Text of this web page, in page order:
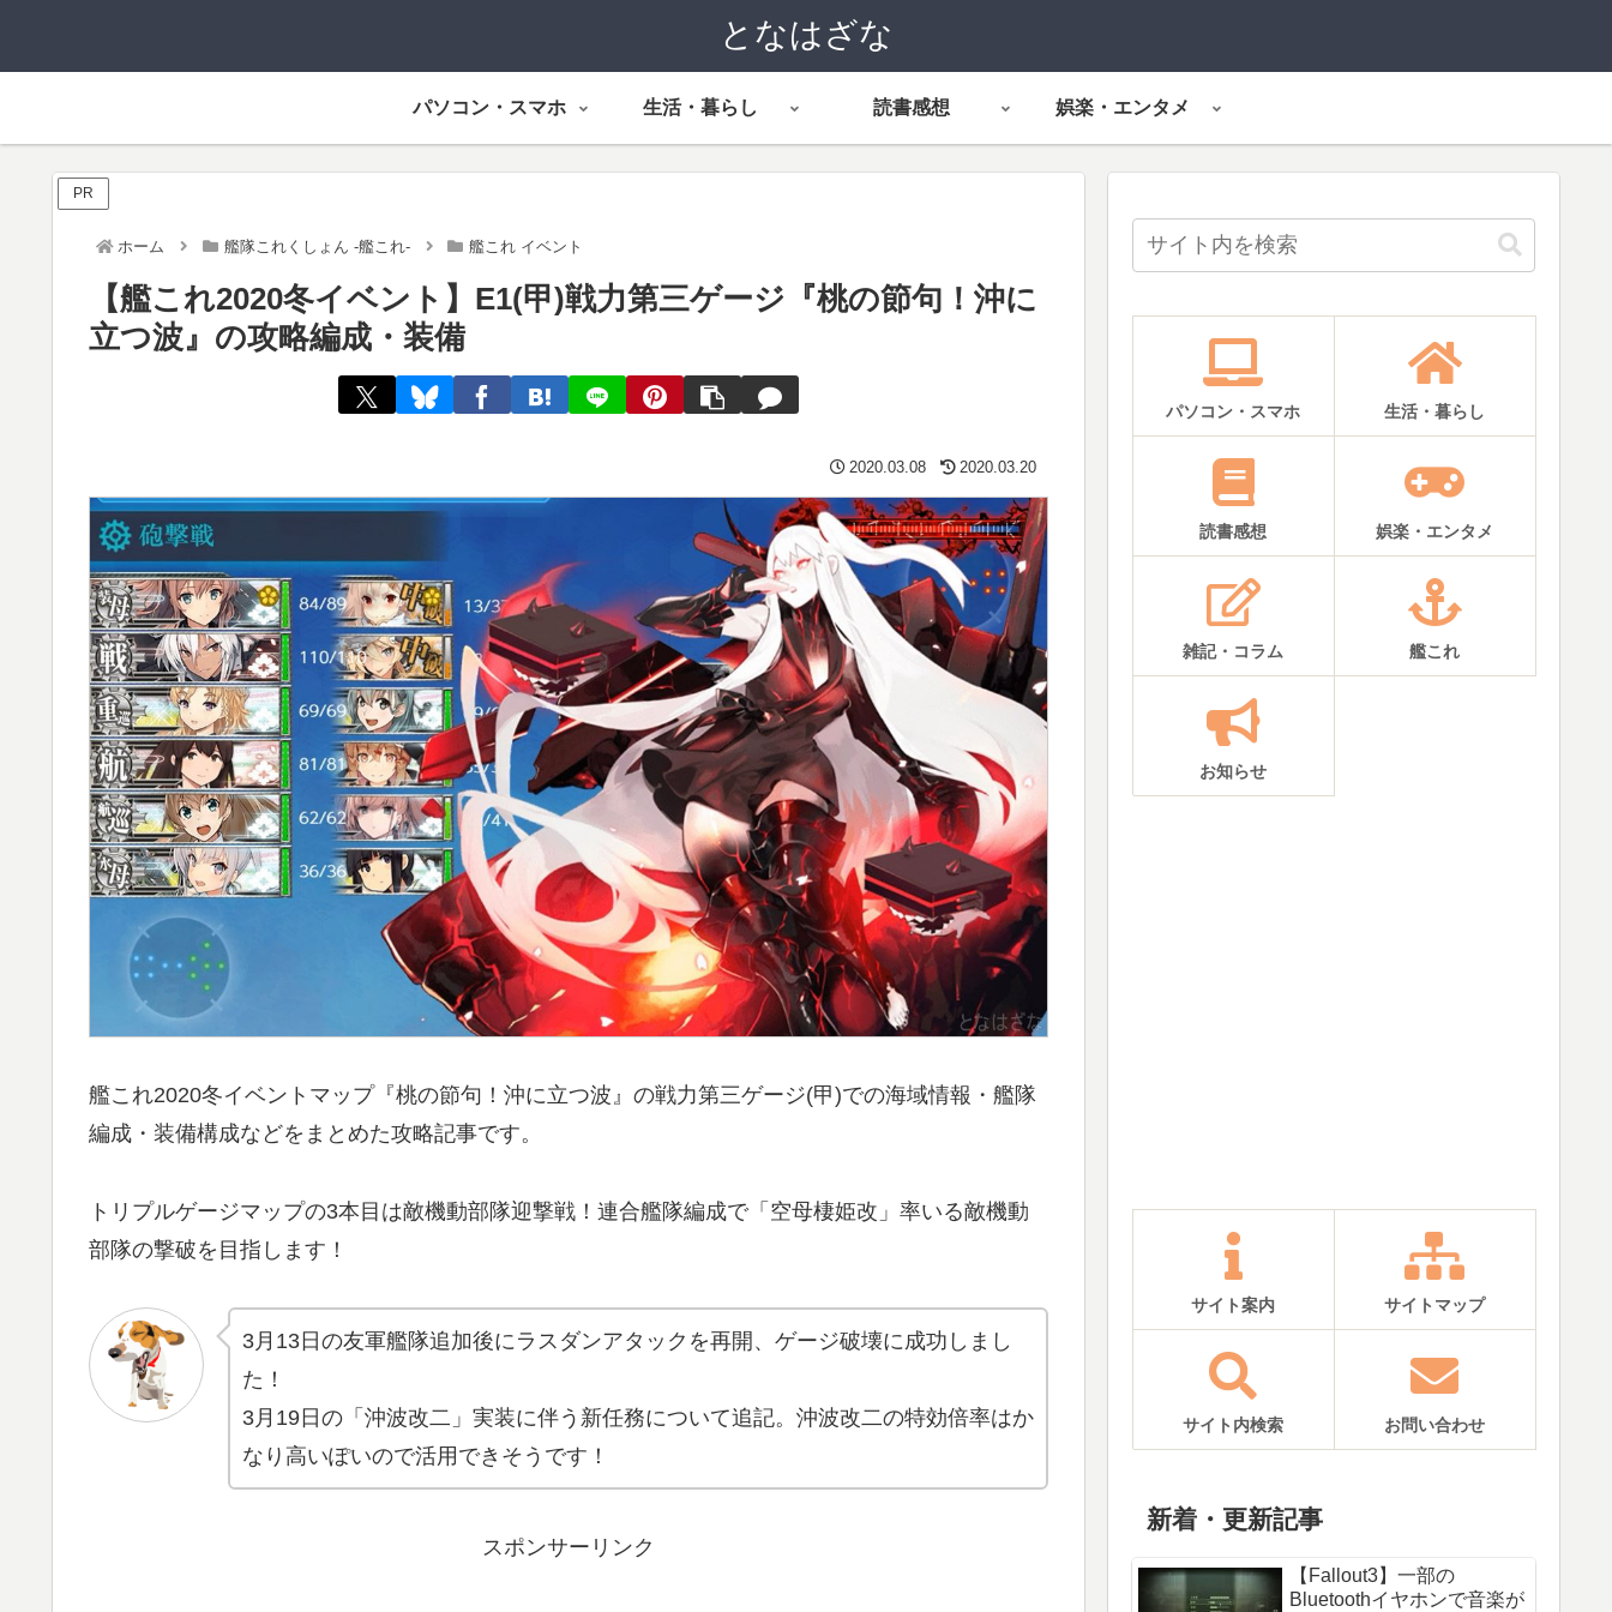
となはざな
パソコン・スマホ 生活・暮らし 読書感想 娯楽・エンタメ
PR
ホーム 艦隊これくしょん -艦これ- 艦これ イベント
【艦これ2020冬イベント】E1(甲)戦力第三ゲージ『桃の節句！沖に
立つ波』の攻略編成・装備
2020.03.08 2020.03.20
艦これ2020冬イベントマップ『桃の節句！沖に立つ波』の戦力第三ゲージ(甲)での海域情報・艦隊
編成・装備構成などをまとめた攻略記事です。
トリプルゲージマップの3本目は敵機動部隊迎撃戦！連合艦隊編成で「空母棲姫改」率いる敵機動
部隊の撃破を目指します！
3月13日の友軍艦隊追加後にラスダンアタックを再開、ゲージ破壊に成功しまし
た！
3月19日の「沖波改二」実装に伴う新任務について追記。沖波改二の特効倍率はか
なり高いぽいので活用できそうです！
スポンサーリンク
パソコン・スマホ 生活・暮らし
読書感想 娯楽・エンタメ
雑記・コラム 艦これ
お知らせ
サイト案内 サイトマップ
サイト内検索 お問い合わせ
新着・更新記事
【Fallout3】一部の
Bluetoothイヤホンで音楽が